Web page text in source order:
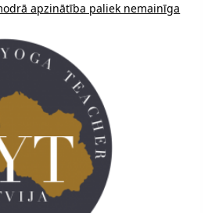
apzinātība paliek nemainīga